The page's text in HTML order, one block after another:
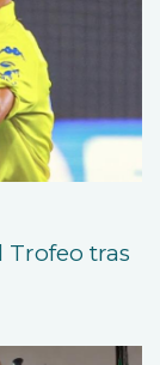
Trofeo tras